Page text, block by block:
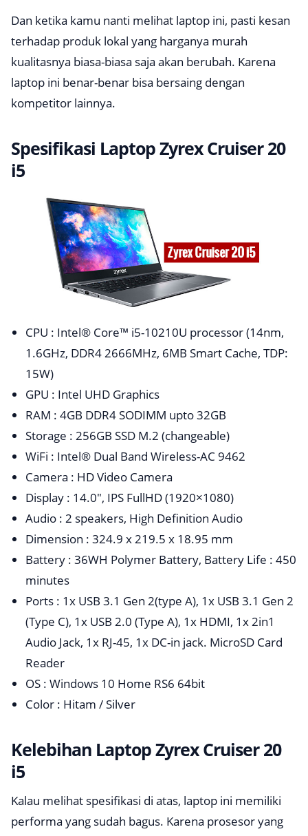
Dan ketika kamu nanti melihat laptop ini, pasti kesan
terhadap produk lokal yang harganya murah
kualitasnya biasa-biasa saja akan berubah. Karena
laptop ini benar-benar bisa bersaing dengan
kompetitor lainnya.
Spesifikasi Laptop Zyrex Cruiser 20
i5
CPU : Intel® Core™ i5-10210U processor (14nm,
1.6GHz, DDR4 2666MHz, 6MB Smart Cache, TDP:
15W)
GPU : Intel UHD Graphics
RAM : 4GB DDR4 SODIMM upto 32GB
Storage : 256GB SSD M.2 (changeable)
WiFi : Intel® Dual Band Wireless-AC 9462
Camera : HD Video Camera
Display : 14.0″, IPS FullHD (1920×1080)
Audio : 2 speakers, High Definition Audio
Dimension : 324.9 x 219.5 x 18.95 mm
Battery : 36WH Polymer Battery, Battery Life : 450
minutes
Ports : 1x USB 3.1 Gen 2(type A), 1x USB 3.1 Gen 2
(Type C), 1x USB 2.0 (Type A), 1x HDMI, 1x 2in1
Audio Jack, 1x RJ-45, 1x DC-in jack. MicroSD Card
Reader
OS : Windows 10 Home RS6 64bit
Color : Hitam / Silver
Kelebihan Laptop Zyrex Cruiser 20
i5
Kalau melihat spesifikasi di atas, laptop ini memiliki
performa yang sudah bagus. Karena prosesor yang